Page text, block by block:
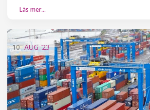
Läs mer…
10 AUG'23